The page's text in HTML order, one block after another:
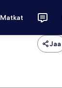
Matkat
Jaa